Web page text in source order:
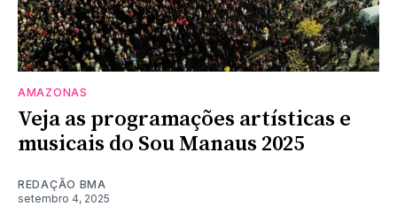
AMAZONAS
Veja as programações artísticas e
musicais do Sou Manaus 2025
REDAÇÃO BMA
setembro 4, 2025